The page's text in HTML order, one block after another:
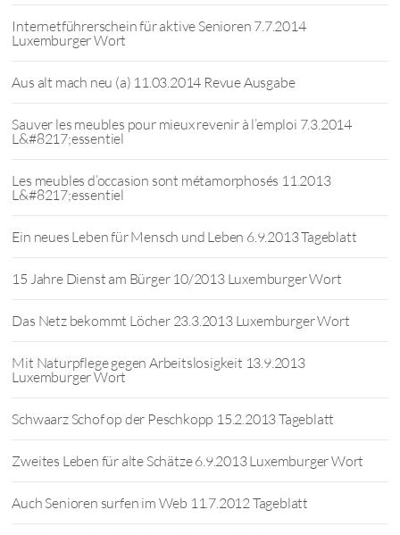
Internetführerschein für aktive Senioren 7.7.2014
Luxemburger Wort
Aus alt mach neu (a) 11.03.2014 Revue Ausgabe
Sauver les meubles pour mieux revenir à l’emploi 7.3.2014
L&#8217;essentiel
Les meubles d’occasion sont métamorphosés 11.2013
L&#8217;essentiel
Ein neues Leben für Mensch und Leben 6.9.2013 Tageblatt
15 Jahre Dienst am Bürger 10/2013 Luxemburger Wort
Das Netz bekommt Löcher 23.3.2013 Luxemburger Wort
Mit Naturpflege gegen Arbeitslosigkeit 13.9.2013
Luxemburger Wort
Schwaarz Schof op der Peschkopp 15.2.2013 Tageblatt
Zweites Leben für alte Schätze 6.9.2013 Luxemburger Wort
Auch Senioren surfen im Web 11.7.2012 Tageblatt